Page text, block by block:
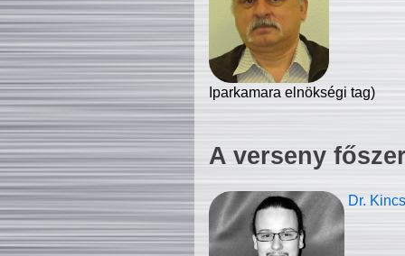
Iparkamara elnökségi tag)
A verseny
Dr.